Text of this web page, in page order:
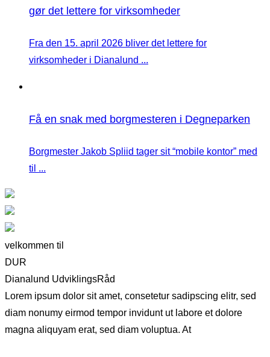
gør det lettere for virksomheder
Fra den 15. april 2026 bliver det lettere for
virksomheder i Dianalund ...
Få en snak med borgmesteren i Degneparken
Borgmester Jakob Spliid tager sit “mobile kontor” med
til ...
velkommen til
DUR
Dianalund UdviklingsRåd
Lorem ipsum dolor sit amet, consetetur sadipscing elitr, sed
diam nonumy eirmod tempor invidunt ut labore et dolore
magna aliquyam erat, sed diam voluptua. At